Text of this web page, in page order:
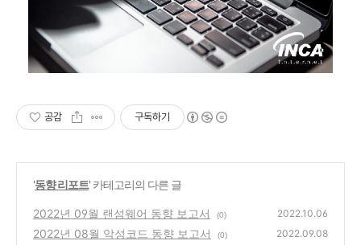
공감 구독하기
'동향 리포트' 카테고리의 다른 글
2022년 09월 랜섬웨어 동향 보고서 (0) 2022.10.06
2022년 08월 악성코드 동향 보고서 (0) 2022.09.08